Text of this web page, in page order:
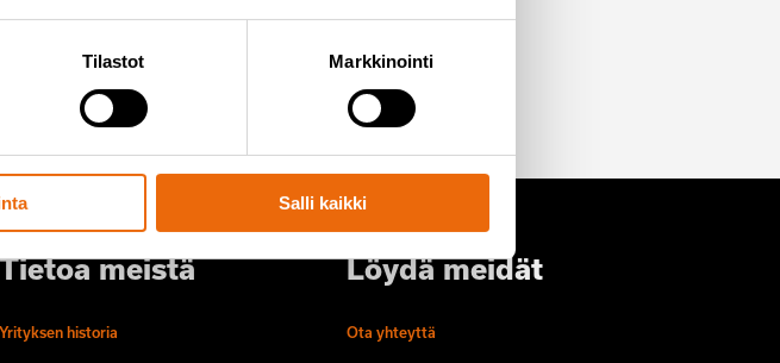
Tilastot Markkinointi
Salli kaikki
Tietoa meistä
Yrityksen historia
Löydä meidät
Ota yhteyttä